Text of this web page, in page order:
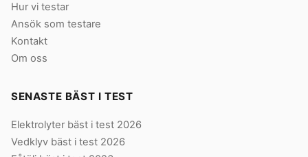
Hur vi testar
Ansök som testare
Kontakt
Om oss
SENASTE BÄST I TEST
Elektrolyter bäst i test 2026
Vedklyv bäst i test 2026